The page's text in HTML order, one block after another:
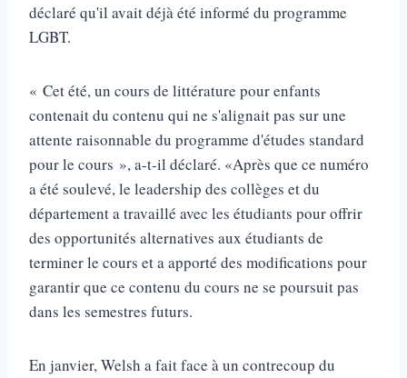
déclaré qu'il avait déjà été informé du programme
LGBT.
« Cet été, un cours de littérature pour enfants
contenait du contenu qui ne s'alignait pas sur une
attente raisonnable du programme d'études standard
pour le cours », a-t-il déclaré. «Après que ce numéro
a été soulevé, le leadership des collèges et du
département a travaillé avec les étudiants pour offrir
des opportunités alternatives aux étudiants de
terminer le cours et a apporté des modifications pour
garantir que ce contenu du cours ne se poursuit pas
dans les semestres futurs.
En janvier, Welsh a fait face à un contrecoup du